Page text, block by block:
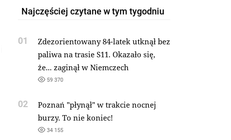
Najczęściej czytane w tym tygodniu
01
Zdezorientowany 84-latek utknął bez
paliwa na trasie S11. Okazało się,
że... zaginął w Niemczech
59 370
02
Poznań "płynął" w trakcie nocnej
burzy. To nie koniec!
34 155